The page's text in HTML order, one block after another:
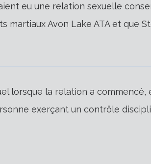
eu une relation sexuelle
martiaux Avon Lake ATA et que
lorsque la relation a
exerçant un contrôle